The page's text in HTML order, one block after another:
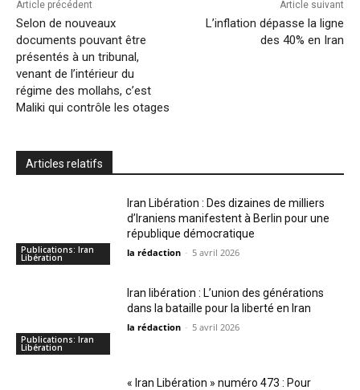
Article précédent
Selon de nouveaux
documents pouvant être
présentés à un tribunal,
venant de l’intérieur du
régime des mollahs, c’est
Maliki qui contrôle les otages
Article suivant
L’inflation dépasse la ligne
des 40% en Iran
Articles relatifs
Publications: Iran
Libération
Iran Libération : Des dizaines de milliers
d’Iraniens manifestent à Berlin pour une
république démocratique
la rédaction - 5 avril 2026
Publications: Iran
Libération
Iran libération : L’union des générations
dans la bataille pour la liberté en Iran
la rédaction - 5 avril 2026
« Iran Libération » numéro 473 : Pour